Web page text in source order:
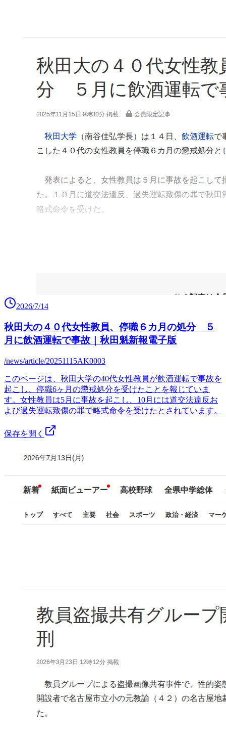
2026/7/14
秋田大の４０代女性教員、停職６カ月の処分 ５
月に飲酒運転で事故｜秋田魁新報電子版
/news/article/20251115AK0003
このページは、秋田大学の40代女性教員が飲酒運転で事故を
起こし、停職6ヶ月の懲戒処分を受けたことを報じていま
す。女性教員は5月に事故を起こし、10月には道交法違反お
よび過失運転致傷の罪で略式命令を受けたとされています。
保存を開く